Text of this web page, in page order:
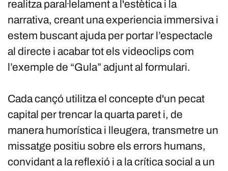
realitza paral·lelament a l'estètica i la
narrativa, creant una experiencia immersiva i
estem buscant ajuda per portar l’espectacle
al directe i acabar tot els videoclips com
l’exemple de “Gula” adjunt al formulari.
Cada cançó utilitza el concepte d'un pecat
capital per trencar la quarta paret i, de
manera humorística i lleugera, transmetre un
missatge positiu sobre els errors humans,
convidant a la reflexió i a la crítica social a un